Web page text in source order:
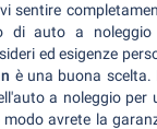
sentire
di auto a
ed esigenze
è una buona
a noleggio
avrete la